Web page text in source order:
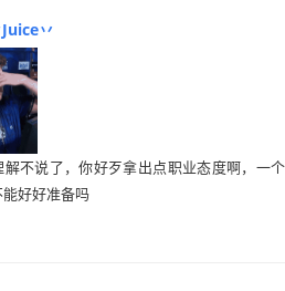
丷
解不说了，你好歹拿出点职业态度啊，一
好好准备吗